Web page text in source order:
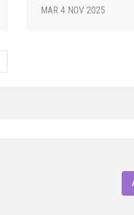
MAR 4 NOV 2025